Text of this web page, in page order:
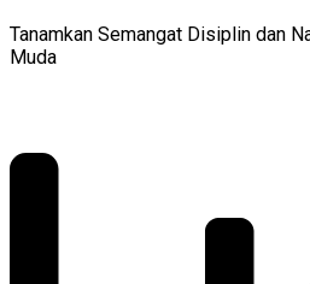
Tanamkan Semangat Disiplin dan
Muda